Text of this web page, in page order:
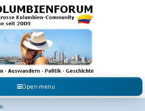
- Das
Geschichte und Visum in Kolumbien und Venezuela.
im Kolumbienforum
Open menu